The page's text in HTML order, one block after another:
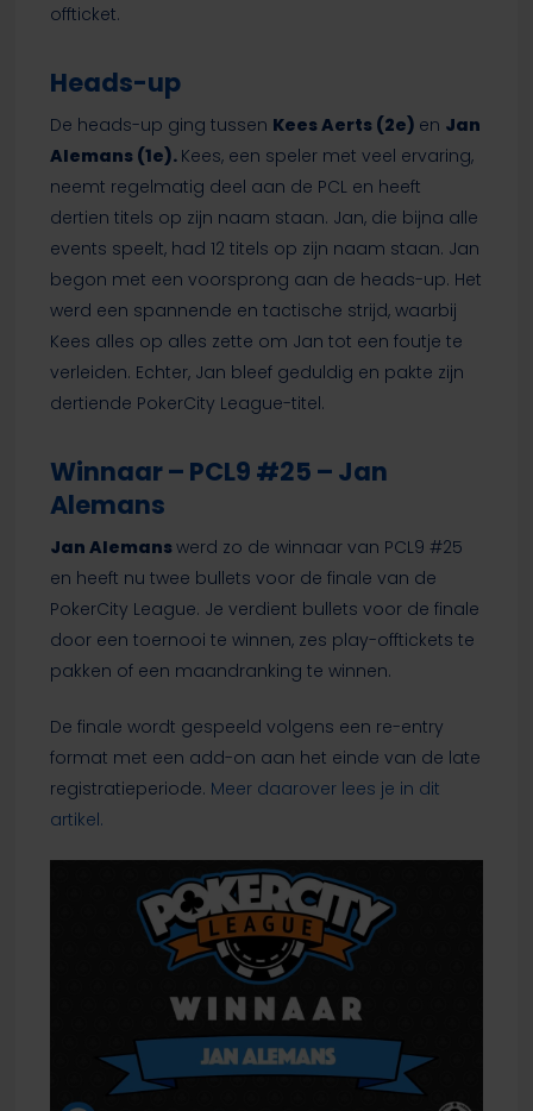
offticket.
Heads-up
De heads-up ging tussen Kees Aerts (2e) en Jan
Alemans (1e). Kees, een speler met veel ervaring,
neemt regelmatig deel aan de PCL en heeft
dertien titels op zijn naam staan. Jan, die bijna alle
events speelt, had 12 titels op zijn naam staan. Jan
begon met een voorsprong aan de heads-up. Het
werd een spannende en tactische strijd, waarbij
Kees alles op alles zette om Jan tot een foutje te
verleiden. Echter, Jan bleef geduldig en pakte zijn
dertiende PokerCity League-titel.
Winnaar – PCL9 #25 – Jan
Alemans
Jan Alemanswerd zo de winnaar van PCL9 #25
en heeft nu twee bullets voor de finale van de
PokerCity League. Je verdient bullets voor de finale
door een toernooi te winnen, zes play-offtickets te
pakken of een maandranking te winnen.
De finale wordt gespeeld volgens een re-entry
format met een add-on aan het einde van de late
registratieperiode. Meer daarover lees je in dit
artikel.